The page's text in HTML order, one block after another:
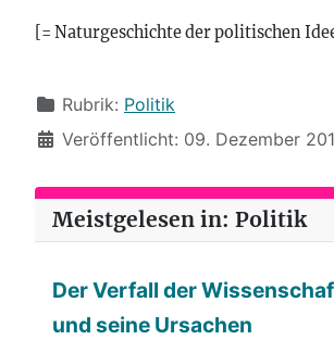
[= Naturgeschichte der politischen
DetailsRubrik: Politik
Veröffentlicht: 09. Dezember
Meistgelesen in: Politik
Der Verfall der
und seine Ursachen